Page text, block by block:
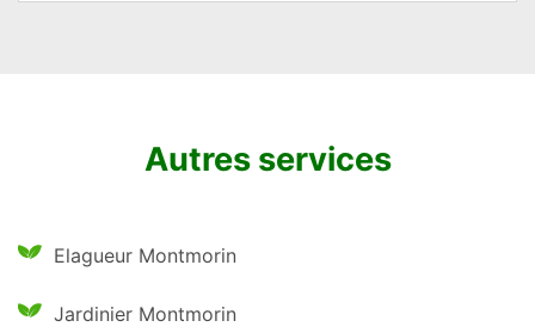
Autres services
Elagueur Montmorin
Jardinier Montmorin